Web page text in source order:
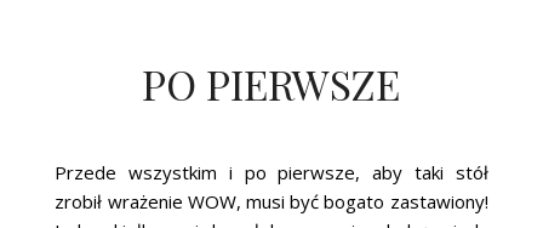
PO PIERWSZE
Przede wszystkim i po pierwsze, aby taki stół
zrobił wrażenie WOW, musi być bogato zastawiony!